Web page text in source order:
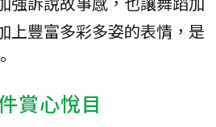
上豐富多彩多姿的表情，是
賞心悅目